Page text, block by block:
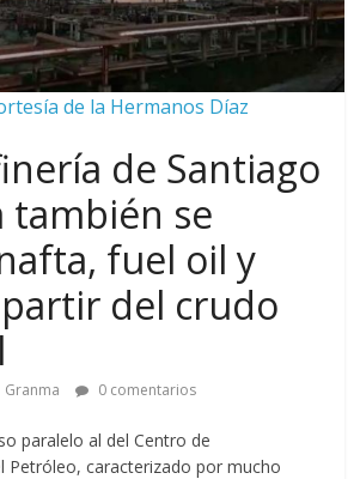
de la Hermanos Díaz
de Santiago
también se
fuel oil y
del crudo
Granma 0 comentarios
paralelo al del Centro de
Petróleo, caracterizado por mucho